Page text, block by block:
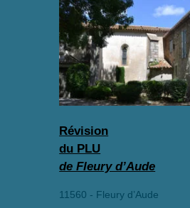
Révision
du PLU
de Fleury d’Aude
11560 - Fleury d’Aude